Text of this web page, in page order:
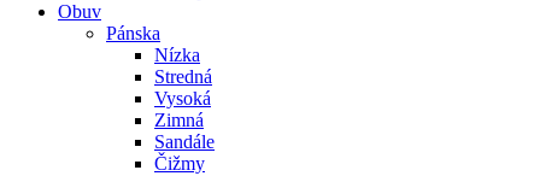
Obuv
Pánska
Nízka
Stredná
Vysoká
Zimná
Sandále
Čižmy